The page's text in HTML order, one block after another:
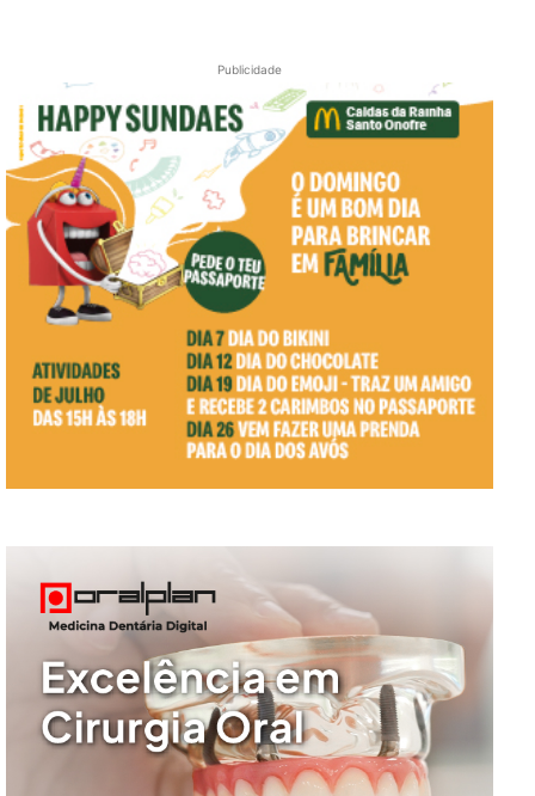
Publicidade